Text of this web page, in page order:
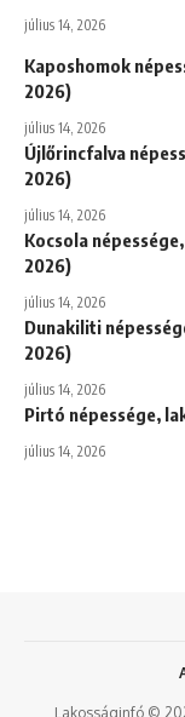
július 14, 2026
Kaposhomok
2026)
július 14, 2026
Újlőrincfalva
2026)
július 14, 2026
Kocsola
2026)
július 14, 2026
Dunakiliti
2026)
július 14, 2026
Pirtó népessége,
július 14, 2026
Lakosságinfó ©